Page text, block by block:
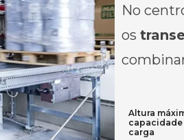
No
os
Altura
capacidade
carga